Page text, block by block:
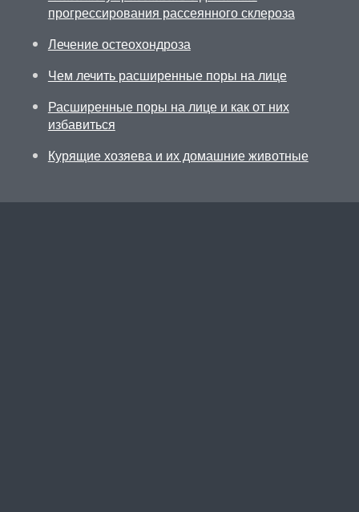
прогрессирования рассеянного склероза
Лечение остеохондроза
Чем лечить расширенные поры на лице
Расширенные поры на лице и как от них
избавиться
Курящие хозяева и их домашние животные